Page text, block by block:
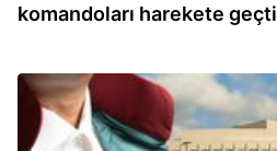
komandoları harekete geçti
11:46